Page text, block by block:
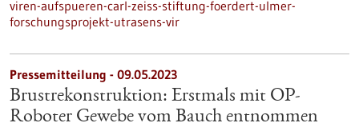
viren-aufspueren-carl-zeiss-stiftung-foerdert-ulmer-
forschungsprojekt-utrasens-vir
Pressemitteilung - 09.05.2023
Brustrekonstruktion: Erstmals mit OP-
Roboter Gewebe vom Bauch entnommen